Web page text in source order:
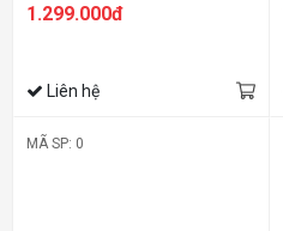
1.299.000đ
Liên hệ
MÃ SP: 0